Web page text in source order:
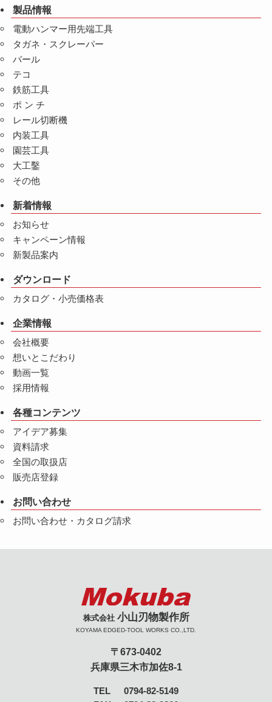
製品情報
電動ハンマー用先端工具
タガネ・スクレーパー
バール
テコ
鉄筋工具
ポ ン チ
レール切断機
内装工具
園芸工具
大工鑿
その他
新着情報
お知らせ
キャンペーン情報
新製品案内
ダウンロード
カタログ・小売価格表
企業情報
会社概要
想いとこだわり
動画一覧
採用情報
各種コンテンツ
アイデア募集
資料請求
全国の取扱店
販売店登録
お問い合わせ
お問い合わせ・カタログ請求
株式会社 小山刃物製作所
KOYAMA EDGED-TOOL WORKS CO.,LTD.
〒673-0402
兵庫県三木市加佐8-1
TEL
0794-82-5149